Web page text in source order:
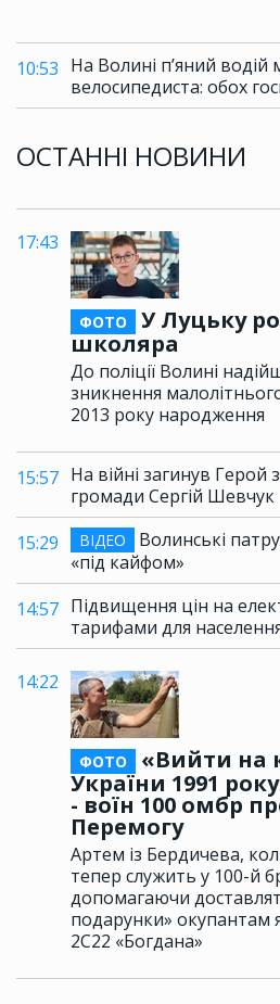
ОСТАННІ НОВИНИ
17:43
ФОТО
У Луцьку
школяра
До поліції Волині
зникнення
2013 року народження
15:57 На війні загинув Герой
громади Сергій Шевчук
15:29
ВІДЕО
Волинські
«під кайфом»
14:57 Підвищення цін на
тарифами для
14:22
ФОТО
«Вийти на
України 1991
- воїн 100 омбр
Перемогу
Артем із Бердичева,
тепер служить у 100-й
допомагаючи
подарунки» окупантам
2С22 «Богдана»
10:53 На Волині п’яний водій
велосипедиста: обох